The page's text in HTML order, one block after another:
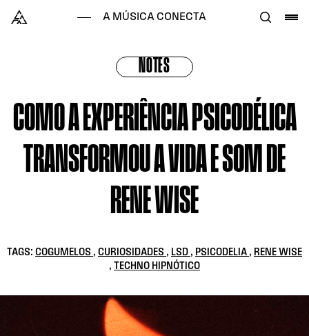
Alataj
A MÚSICA CONECTA
NOTES
COMO A EXPERIÊNCIA PSICODÉLICA
TRANSFORMOU A VIDA E SOM DE
RENE WISE
TAGS: COGUMELOS , CURIOSIDADES , LSD , PSICODELIA , RENE WISE
, TECHNO HIPNÓTICO